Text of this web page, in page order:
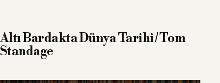
Altı Bardakta Dünya Tarihi / Tom
Standage